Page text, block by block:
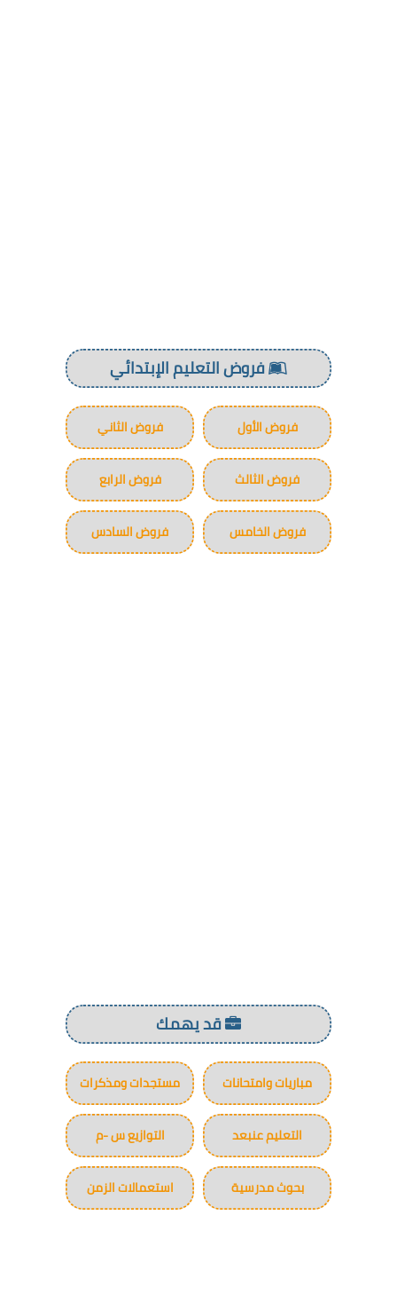
فروض التعليم الإبتدائي
فروض الأول فروض الثاني
فروض الثالث فروض الرابع
فروض الخامس فروض السادس
قد يهمك
مباريات وامتحانات مستجدات ومذكرات
التعليم عنبعد التوازيع س -م
بحوث مدرسية استعمالات الزمن